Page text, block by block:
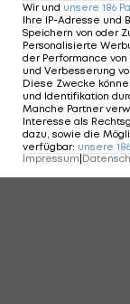
Wir und unsere 186
Ihre IP-Adresse und
Speichern von oder
Personalisierte
der Performance
und Verbesserung
Diese Zwecke
und Identifikation
Manche Partner
Interesse als
dazu, sowie die
verfügbar: unsere 186
Impressum